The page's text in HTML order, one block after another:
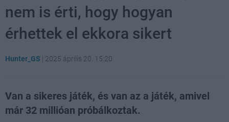
nem is érti, hogy hogyan
érhettek el ekkora sikert
Hunter_GS | 2025 április 20. 15:20
Van a sikeres játék, és van az a játék, amivel
már 32 millióan próbálkoztak.